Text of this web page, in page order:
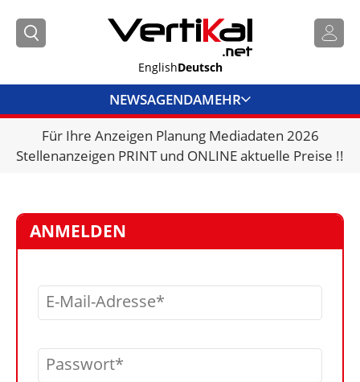
EnglishDeutsch
NEWSAGENDAMEHR
BRANCHENLINKS
VERMIETER
VIDEOS
BIBLIOTHEK
KRAN & BÜHNE
Für Ihre Anzeigen Planung Mediadaten 2026
Stellenanzeigen PRINT und ONLINE aktuelle Preise !!
ANMELDEN
E-Mail-Adresse
Passwort